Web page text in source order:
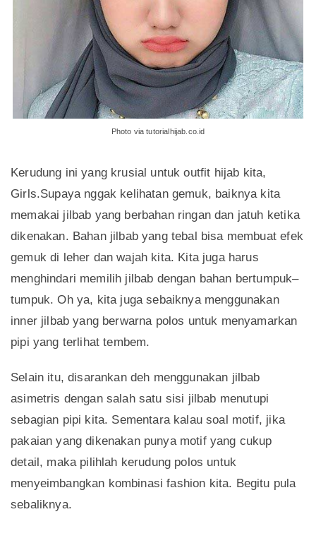
Photo via tutorialhijab.co.id
Kerudung ini yang krusial untuk outfit hijab kita,
Girls.Supaya nggak kelihatan gemuk, baiknya kita
memakai jilbab yang berbahan ringan dan jatuh ketika
dikenakan. Bahan jilbab yang tebal bisa membuat efek
gemuk di leher dan wajah kita. Kita juga harus
menghindari memilih jilbab dengan bahan bertumpuk–
tumpuk. Oh ya, kita juga sebaiknya menggunakan
inner jilbab yang berwarna polos untuk menyamarkan
pipi yang terlihat tembem.
Selain itu, disarankan deh menggunakan jilbab
asimetris dengan salah satu sisi jilbab menutupi
sebagian pipi kita. Sementara kalau soal motif, jika
pakaian yang dikenakan punya motif yang cukup
detail, maka pilihlah kerudung polos untuk
menyeimbangkan kombinasi fashion kita. Begitu pula
sebaliknya.